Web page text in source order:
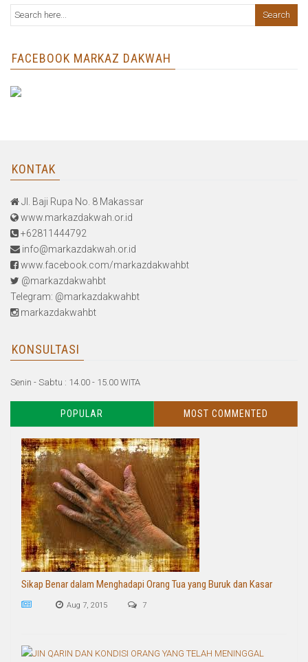
FACEBOOK MARKAZ DAKWAH
KONTAK
Jl. Baji Rupa No. 8 Makassar
www.markazdakwah.or.id
+62811444792
info@markazdakwah.or.id
www.facebook.com/markazdakwahbt
@markazdakwahbt
Telegram: @markazdakwahbt
markazdakwahbt
KONSULTASI
Senin - Sabtu : 14.00 - 15.00 WITA
POPULAR MOST COMMENTED
Sikap Benar dalam Menghadapi Orang Tua yang Buruk dan Kasar
Aug 7, 2015 7